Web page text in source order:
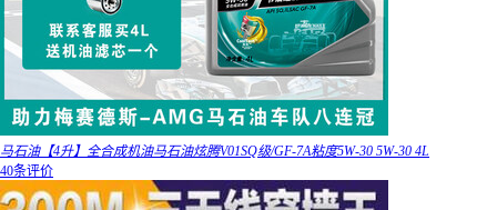
马石油【4升】全合成机油马石油炫腾V01SQ级/GF-7A粘度5W-30 5W-30 4L
40条评价